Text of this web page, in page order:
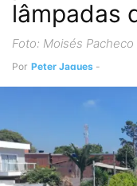
lâmpadas
Foto: Moisés Pacheco
Por Peter Jaques -